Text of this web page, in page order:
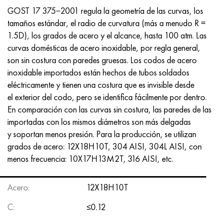
GOST 17 375−2001 regula la geometría de las curvas, los
tamaños estándar, el radio de curvatura (más a menudo R =
1.5D), los grados de acero y el alcance, hasta 100 atm. Las
curvas domésticas de acero inoxidable, por regla general,
son sin costura con paredes gruesas. Los codos de acero
inoxidable importados están hechos de tubos soldados
eléctricamente y tienen una costura que es invisible desde
el exterior del codo, pero se identifica fácilmente por dentro.
En comparación con las curvas sin costura, las paredes de las
importadas con los mismos diámetros son más delgadas
y soportan menos presión. Para la producción, se utilizan
grados de acero: 12X18H10T, 304 AISI, 304L AISI, con
menos frecuencia: 10X17H13M2T, 316 AISI, etc.
Acero:
12X18H10T
C:
≤0.12
incotest
Jette M152
Cobalto 6B
maraging 250
René 41
Maraging 300
Maraging 350
47НХР
49KF
49K2F, 49K2FA-VI
Aleación 50N
Aleación 50NP
50NHS
Aleación 52N
HN62MVKYU
HN63MB
XN65VM
KhN65VMTYu
KhN67MVTYu
KhN68VKTYU
KhN68VMTYUK-vd
PT-1M
PT-3V
PT-7M
2B
SPT-2 sv
A LAS 3
3M
Aleación Al6xn
15-7Ph® - 1.4532
PH 13-8 meses - 1.4534
1.4542 - 17-4Ph®
Custom 455® - 1.4543 - uns s45500
1.4545 - 15-5Ph®
1.4548 - 17-4Ph®
10X18N18Yu4D
11X11N2V2MF
12Х18Н9Т
13X11N2V2MF
15x11mf
15х12vnmf
15Х12Н2MVFAB
Bronce aluminio silicio
CW301G, C64200
bronce de silicio
C65500, CuAl11Fe3
C65620, CuSi3Fe2Zn3
C65100, CuSi1.5
Bronce estaño-plomo
C84400, CuSn2ZnPb
C83600, CuSn5ZnPb
Aleación de acero estructural
10g2, 10g2, AISI 1513
12X2H4A, 15NiCr13, 1.5752
AC14, 11SMnPb30
20G, 20mn5
20XH3A, AISI 4320, 20hn3a
20HM, 24CrMo5, 20hm
Р6М5К5, 1.3243, hs6-5-2-5
R6M5F3, 1.3344, hs6-5-3
9М4К8,1.3207
R12F3, 1.3318, sw12
P18, 1,3355, hs18-0-1, sw18
Acero carbono
10,1.1645, C105W1